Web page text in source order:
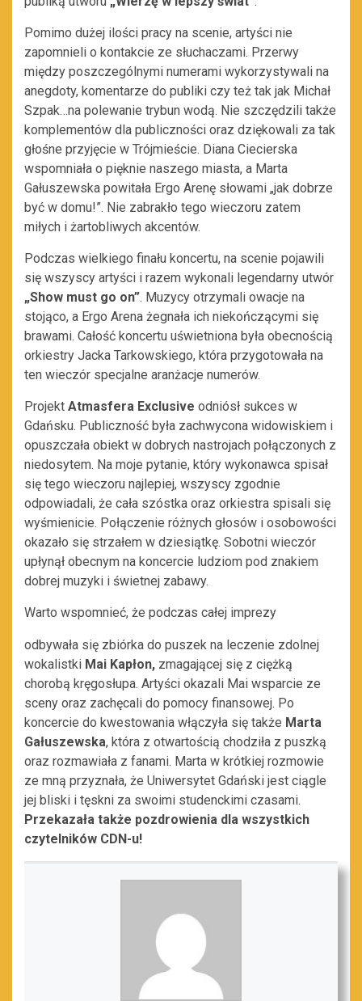
Pomimo dużej ilości pracy na scenie, artyści nie
zapomnieli o kontakcie ze słuchaczami. Przerwy
między poszczególnymi numerami wykorzystywali na
anegdoty, komentarze do publiki czy też tak jak Michał
Szpak…na polewanie trybun wodą. Nie szczędzili także
komplementów dla publiczności oraz dziękowali za tak
głośne przyjęcie w Trójmieście. Diana Ciecierska
wspomniała o pięknie naszego miasta, a Marta
Gałuszewska powitała Ergo Arenę słowami „jak dobrze
być w domu!”. Nie zabrakło tego wieczoru zatem
miłych i żartobliwych akcentów.
Podczas wielkiego finału koncertu, na scenie pojawili
się wszyscy artyści i razem wykonali legendarny utwór
„Show must go on”. Muzycy otrzymali owacje na
stojąco, a Ergo Arena żegnała ich niekończącymi się
brawami. Całość koncertu uświetniona była obecnością
orkiestry Jacka Tarkowskiego, która przygotowała na
ten wieczór specjalne aranżacje numerów.
Projekt Atmasfera Exclusive odniósł sukces w
Gdańsku. Publiczność była zachwycona widowiskiem i
opuszczała obiekt w dobrych nastrojach połączonych z
niedosytem. Na moje pytanie, który wykonawca spisał
się tego wieczoru najlepiej, wszyscy zgodnie
odpowiadali, że cała szóstka oraz orkiestra spisali się
wyśmienicie. Połączenie różnych głosów i osobowości
okazało się strzałem w dziesiątkę. Sobotni wieczór
upłynął obecnym na koncercie ludziom pod znakiem
dobrej muzyki i świetnej zabawy.
Warto wspomnieć, że podczas całej imprezy
odbywała się zbiórka do puszek na leczenie zdolnej
wokalistki Mai Kapłon, zmagającej się z ciężką
chorobą kręgosłupa. Artyści okazali Mai wsparcie ze
sceny oraz zachęcali do pomocy finansowej. Po
koncercie do kwestowania włączyła się także Marta
Gałuszewska, która z otwartością chodziła z puszką
oraz rozmawiała z fanami. Marta w krótkiej rozmowie
ze mną przyznała, że Uniwersytet Gdański jest ciągle
jej bliski i tęskni za swoimi studenckimi czasami.
Przekazała także pozdrowienia dla wszystkich
czytelników CDN-u!